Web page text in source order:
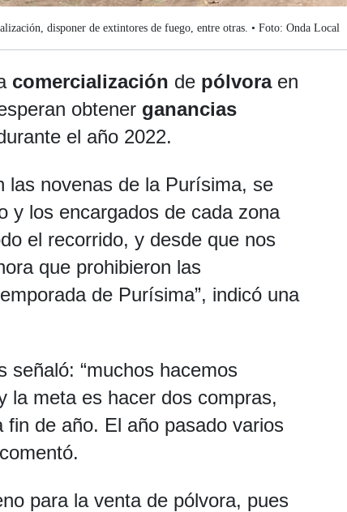
disponer de extintores de fuego, entre otras. • Foto: Onda Local
comercialización de pólvora en
obtener ganancias
el año 2022.
las novenas de la Purísima, se
los encargados de cada zona
el recorrido, y desde que nos
que prohibieron las
de Purísima”, indicó una
señaló: “muchos hacemos
la meta es hacer dos compras,
de año. El año pasado varios
para la venta de pólvora, pues